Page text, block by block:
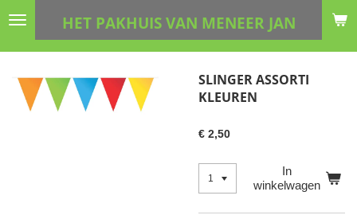
Ga
hoofdinhoud
HET PAKHUIS VAN MENEER JAN
SLINGER ASSORTI
KLEUREN
€ 2,50
In
winkelwagen